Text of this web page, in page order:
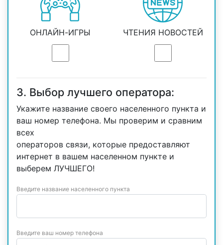
ОНЛАЙН-ИГРЫ ЧТЕНИЯ НОВОСТЕЙ
3. Выбор лучшего оператора:
Укажите название своего населенного пункта и
ваш номер телефона. Мы проверим и сравним
всех
операторов связи, которые предоставляют
интернет в вашем населенном пункте и
выберем ЛУЧШЕГО!
Введите название населенного пункта
Введите ваш номер телефона